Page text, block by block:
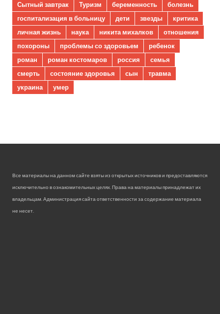
Сытный завтрак
Туризм беременность
болезнь
госпитализация в больницу
дети звезды
критика
личная жизнь
наука никита михалков
отношения
похороны
проблемы со здоровьем
ребенок
роман
роман костомаров россия
семья
смерть
состояние здоровья сын
травма
украина
умер
Все материалы на данном сайте взяты из открытых источников и предоставляются
исключительно в ознакомительных целях. Права на материалы принадлежат их
владельцам. Администрация сайта ответственности за содержание материала
не несет.